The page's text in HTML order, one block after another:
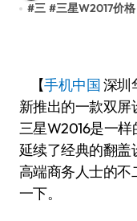
#三 #三星W2017价格
【手机中国深圳
新推出的一款双
三星W2016是一
延续了经典的翻盖
高端商务人士的不
一下。